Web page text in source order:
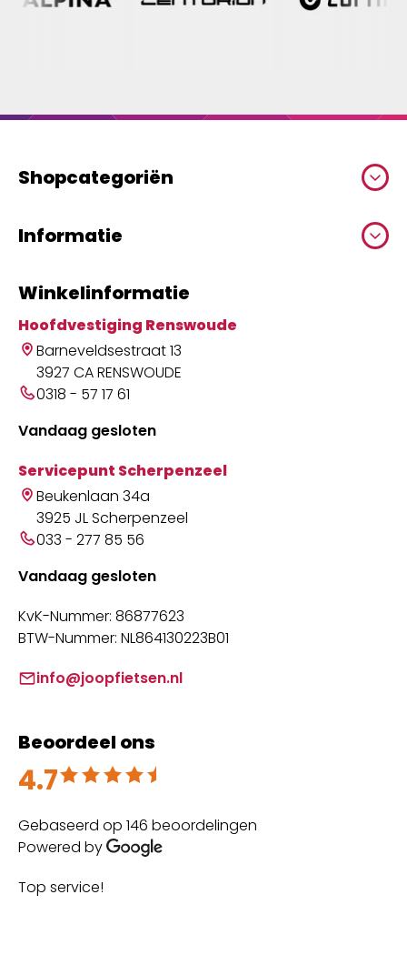
Shopcategoriën
Informatie
Winkelinformatie
Hoofdvestiging Renswoude
Barneveldsestraat 13
3927 CA RENSWOUDE
0318 - 57 17 61
Vandaag gesloten
Servicepunt Scherpenzeel
Beukenlaan 34a
3925 JL Scherpenzeel
033 - 277 85 56
Vandaag gesloten
KvK-Nummer: 86877623
BTW-Nummer: NL864130223B01
info@joopfietsen.nl
Beoordeel ons
4.7
Beoordeeld met 4.7 uit 5
Gebaseerd op 146 beoordelingen
Powered by
Top service!